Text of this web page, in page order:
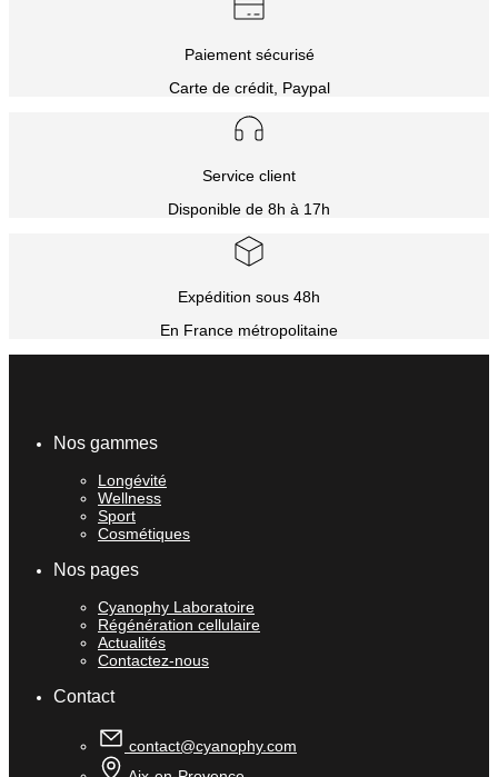
Paiement sécurisé
Carte de crédit, Paypal
Service client
Disponible de 8h à 17h
Expédition sous 48h
En France métropolitaine
Nos gammes
Longévité
Wellness
Sport
Cosmétiques
Nos pages
Cyanophy Laboratoire
Régénération cellulaire
Actualités
Contactez-nous
Contact
contact@cyanophy.com